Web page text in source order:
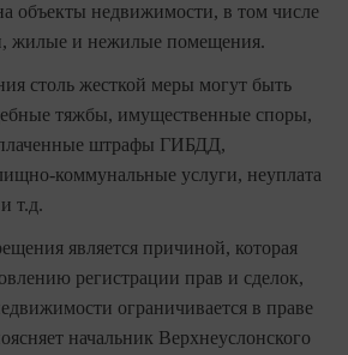
объекты недвижимости, в том числе
жилые и нежилые помещения.
столь жесткой меры могут быть
тяжбы, имущественные споры,
штрафы ГИБДД,
коммунальные услуги, неуплата
т.д.
является причиной, которая
регистрации прав и сделок,
ограничивается в праве
начальник Верхнеуслонского